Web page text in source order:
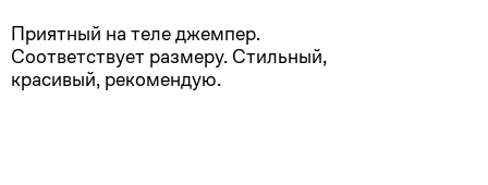
Приятный на теле джемпер.
Соответствует размеру. Стильный,
красивый, рекомендую.